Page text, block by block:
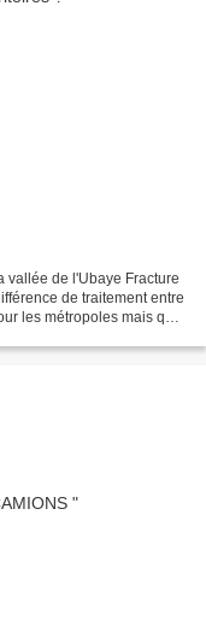
vallée de l'Ubaye Fracture
de traitement entre
les métropoles mais quid